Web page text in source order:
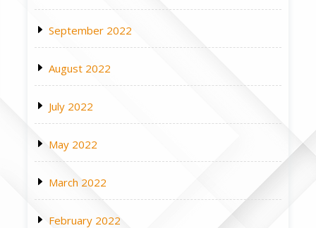
September 2022
August 2022
July 2022
May 2022
March 2022
February 2022